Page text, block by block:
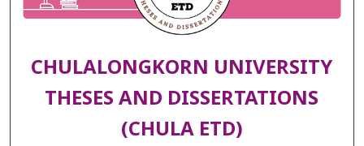
CHULALONGKORN UNIVERSITY
THESES AND DISSERTATIONS
(CHULA ETD)